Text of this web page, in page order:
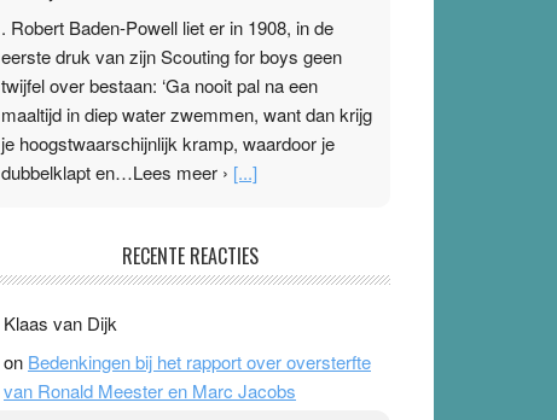
. Robert Baden-Powell liet er in 1908, in de
eerste druk van zijn Scouting for boys geen
twijfel over bestaan: ‘Ga nooit pal na een
maaltijd in diep water zwemmen, want dan krijg
je hoogstwaarschijnlijk kramp, waardoor je
dubbelklapt en…Lees meer › [...]
Ward van Beek
topsporters. Ze hopen ermee hun hartslag te
verlagen terwijl ze meer zuurstof opnemen.
Daarop heeft zo’n pleister geen effect. Maar het
RECENTE REACTIES
Klaas van Dijk
on Bedenkingen bij het rapport over oversterfte
van Ronald Meester en Marc Jacobs